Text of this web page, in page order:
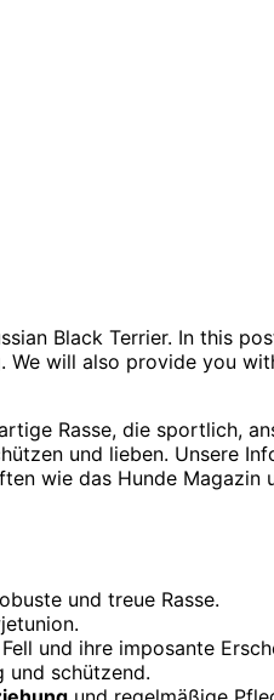
Black Terrier. In this
will also provide you
Rasse, die sportlich,
und lieben. Unsere
wie das Hunde
und treue Rasse.
und ihre imposante
und schützend.